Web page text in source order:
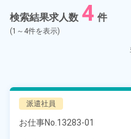
検索結果求人数 4 件
(1～4件を表示)
派遣社員
お仕事No. 13283-01